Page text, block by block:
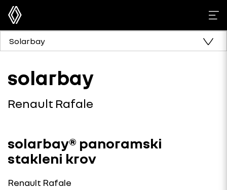
Solarbay
solarbay
Renault Rafale
solarbay® panoramski
stakleni krov
Renault Rafale